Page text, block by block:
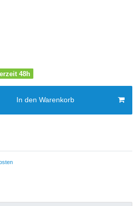
48h
In den Warenkorb